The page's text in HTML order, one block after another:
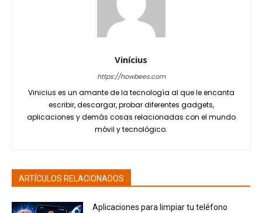
Vinícius
https://howbees.com
Vinicius es un amante de la tecnología al que le encanta
escribir, descargar, probar diferentes gadgets,
aplicaciones y demás cosas relacionadas con el mundo
móvil y tecnológico.
ARTÍCULOS RELACIONADOS
Aplicaciones para limpiar tu teléfono